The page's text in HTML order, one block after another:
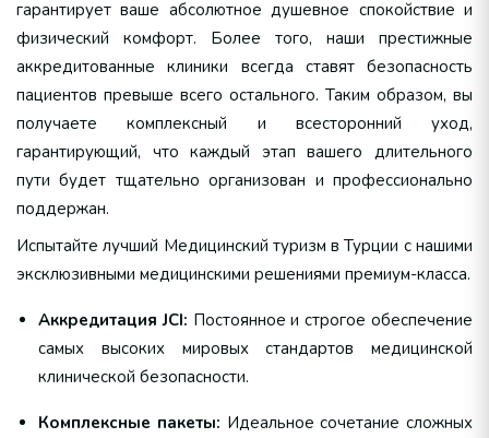
гарантирует ваше абсолютное душевное спокойствие и
физический комфорт. Более того, наши престижные
аккредитованные клиники всегда ставят безопасность
пациентов превыше всего остального. Таким образом, вы
получаете комплексный и всесторонний уход,
гарантирующий, что каждый этап вашего длительного
пути будет тщательно организован и профессионально
поддержан.
Испытайте лучший Медицинский туризм в Турции с нашими
эксклюзивными медицинскими решениями премиум-класса.
Аккредитация JCI: Постоянное и строгое обеспечение
самых высоких мировых стандартов медицинской
клинической безопасности.
Комплексные пакеты: Идеальное сочетание сложных